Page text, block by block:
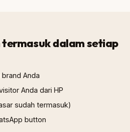
termasuk dalam setiap
Anda
Anda dari HP
sudah termasuk)
button